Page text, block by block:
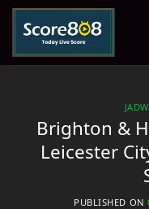
Skip
content
Brighton &
Leicester
PUBLISHED ON